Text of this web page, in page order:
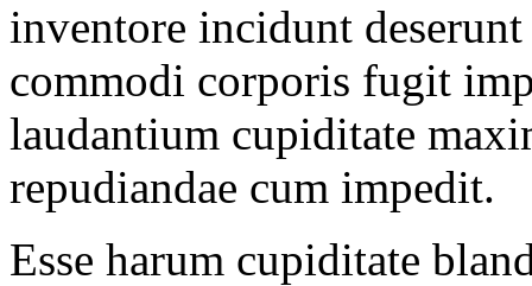
inventore incidunt
commodi corporis fugit
laudantium cupiditate
repudiandae cum impedit.
Esse harum cupiditate